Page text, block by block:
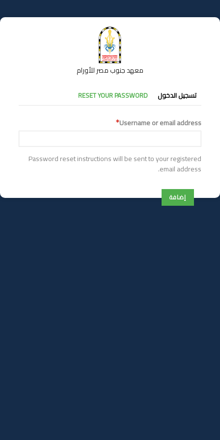
إلى
المحتوى
معهد جنوب مصر للأورام
التبويبات
الأساسية
تسجيل الدخول RESET YOUR PASSWORD
Username or email address
Password reset instructions will be sent to your registered
email address.